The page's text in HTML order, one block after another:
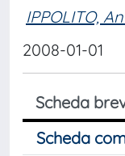
IPPOLITO,
2008-01-01
Scheda
Scheda